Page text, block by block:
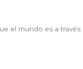
el mundo es a través